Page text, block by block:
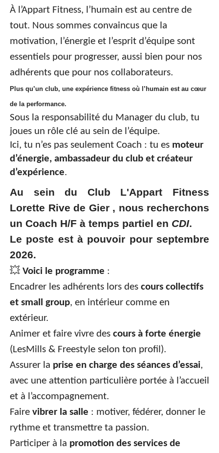
À l’Appart Fitness, l’humain est au centre de
tout. Nous sommes convaincus que la
motivation, l’énergie et l’esprit d’équipe sont
essentiels pour progresser, aussi bien pour nos
adhérents que pour nos collaborateurs.
Plus qu’un club, une expérience fitness où l’humain est au cœur
de la performance.
Sous la responsabilité du Manager du club, tu
joues un rôle clé au sein de l’équipe.
Ici, tu n’es pas seulement Coach : tu es moteur
d’énergie, ambassadeur du club et créateur
d’expérience.
Au sein du Club L'Appart Fitness
Lorette Rive de Gier , nous recherchons
un Coach H/F à temps partiel en CDI.
Le poste est à pouvoir pour septembre
2026.
💥 Voici le programme :
Encadrer les adhérents lors des cours collectifs
et small group, en intérieur comme en
extérieur.
Animer et faire vivre des cours à forte énergie
(LesMills & Freestyle selon ton profil).
Assurer la prise en charge des séances d’essai,
avec une attention particulière portée à l’accueil
et à l’accompagnement.
Faire vibrer la salle : motiver, fédérer, donner le
rythme et transmettre ta passion.
Participer à la promotion des services de